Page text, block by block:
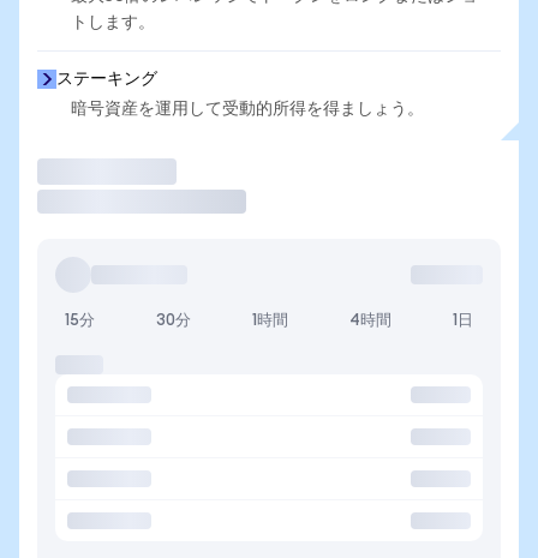
トします。
ステーキング
暗号資産を運用して受動的所得を得ましょう。
15分 30分 1時間 4時間 1日